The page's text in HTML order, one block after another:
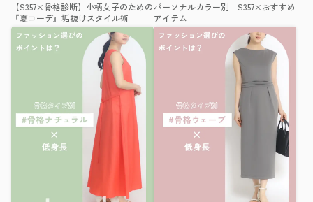
【S357×骨格診断】小柄女子のための
『夏コーデ』垢抜けスタイル術
パーソナルカラー別 S357×おすすめ
アイテム